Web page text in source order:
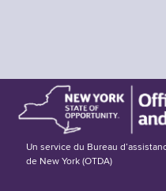
Un service du Bureau
de New York (OTDA)